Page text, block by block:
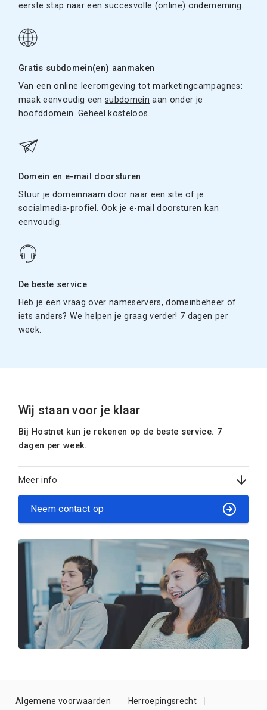
eerste stap naar een succesvolle (online) onderneming.
Gratis subdomein(en) aanmaken
Van een online leeromgeving tot marketingcampagnes:
maak eenvoudig eensubdomein aan onder je
hoofddomein. Geheel kosteloos.
Domein en e-mail doorsturen
Stuur je domeinnaam door naar een site of je
socialmedia-profiel. Ook je e-mail doorsturen kan
eenvoudig.
De beste service
Heb je een vraag over nameservers, domeinbeheer of
iets anders? We helpen je graag verder! 7 dagen per
week.
Wij staan voor je klaar
Bij Hostnet kun je rekenen op de beste service. 7
dagen per week.
Meer info
Neem contact op
Algemene voorwaarden Herroepingsrecht